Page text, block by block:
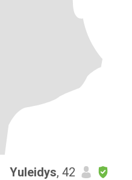
Yuleidys, 42